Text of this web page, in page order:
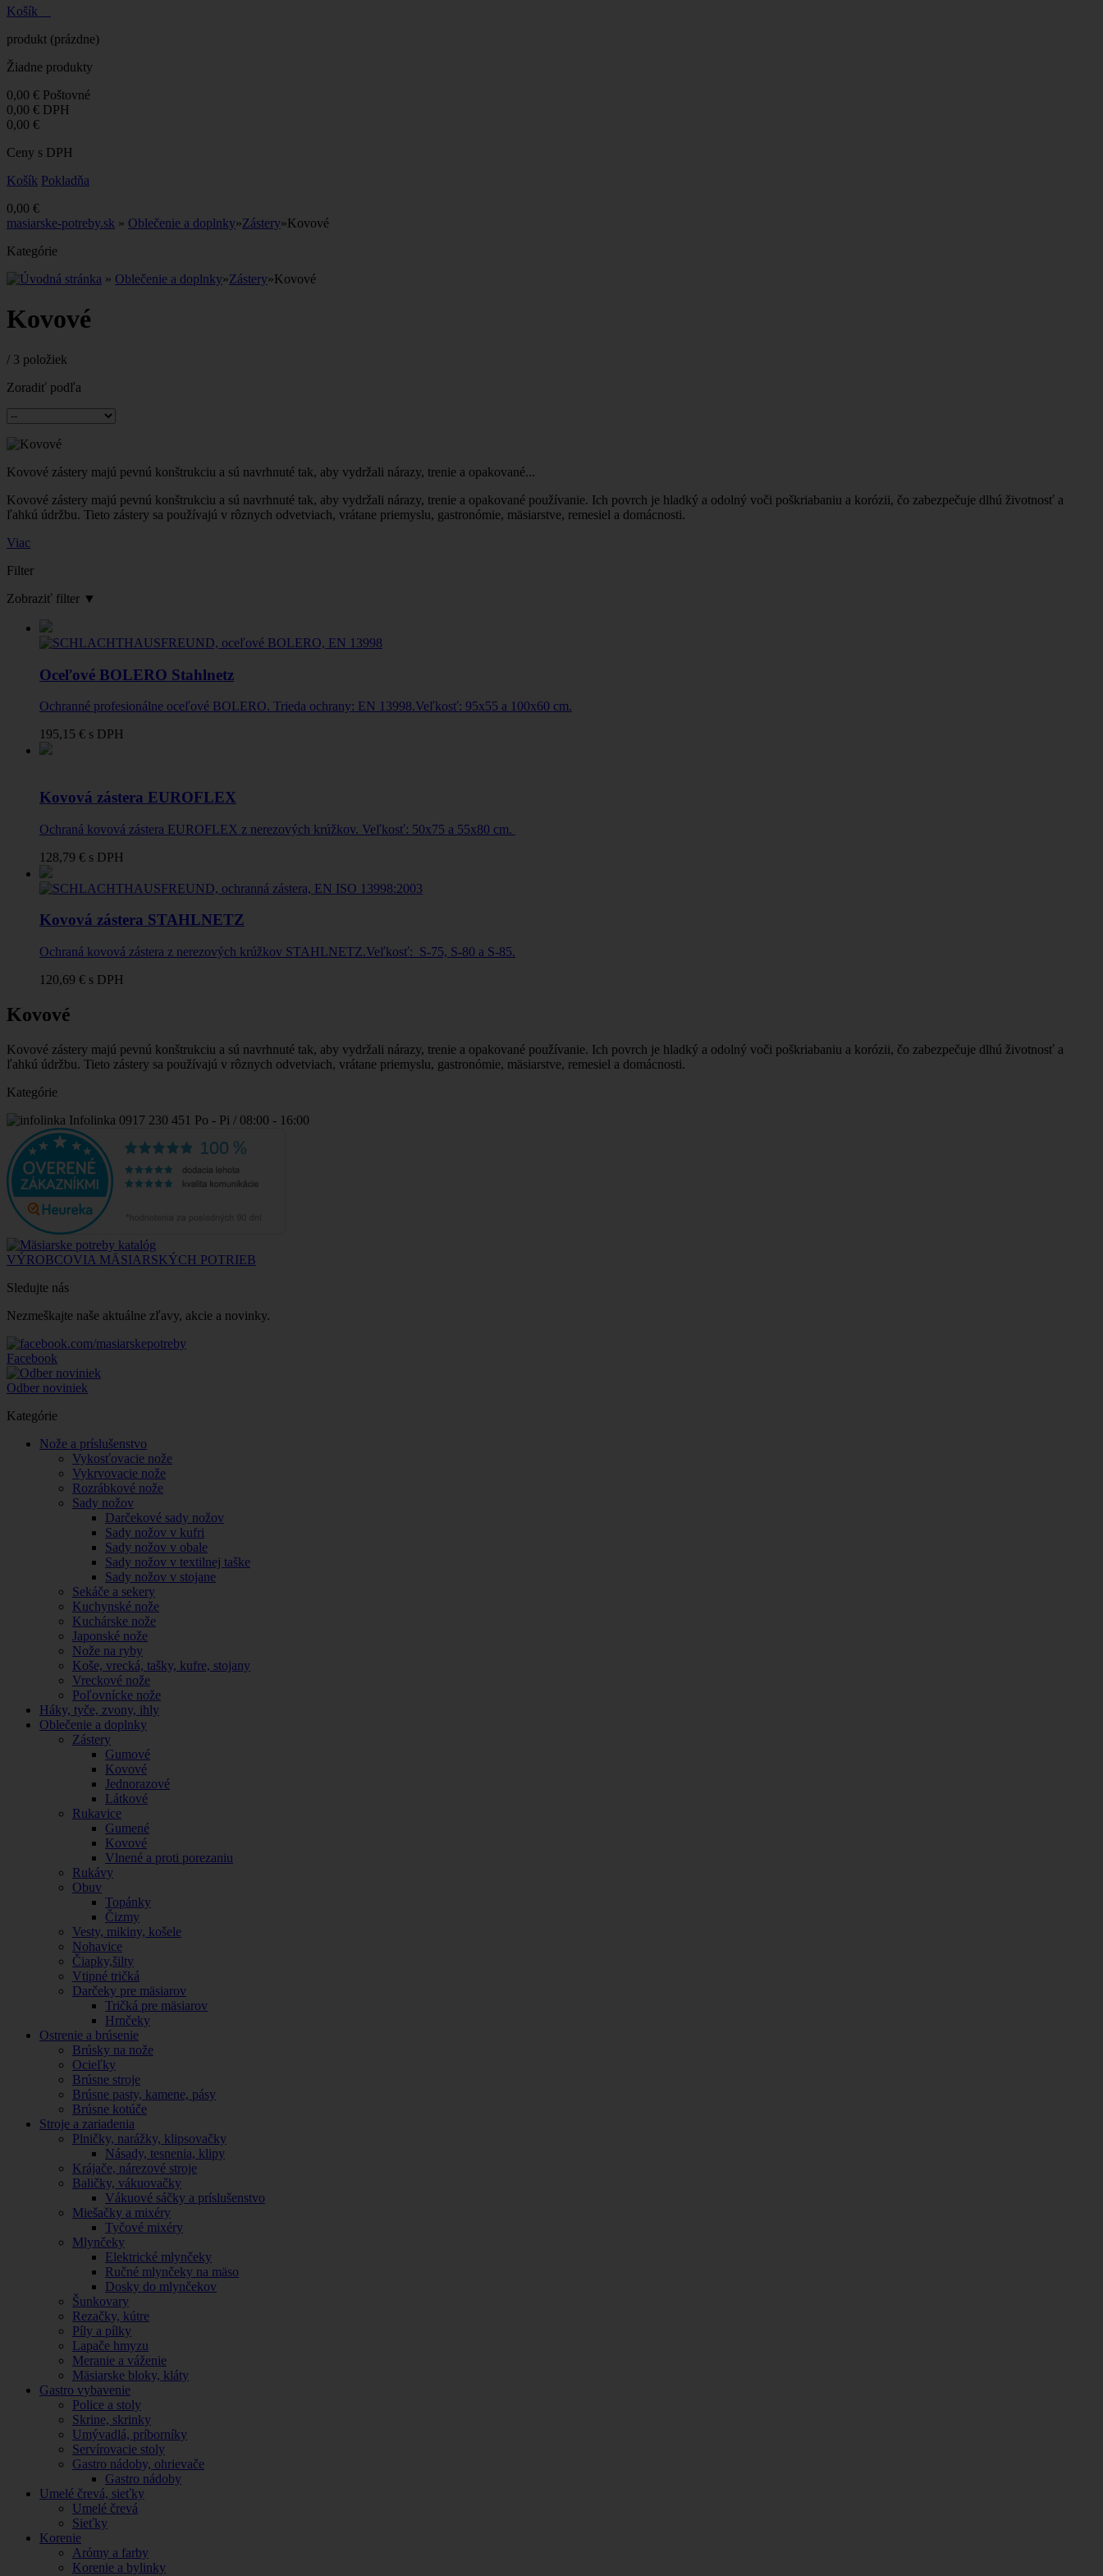
Košík
produkt (prázdne)
Žiadne produkty
0,00 € Poštovné
0,00 € DPH
0,00 €
Ceny s DPH
Košík Pokladňa
0,00 €
masiarske-potreby.sk » Oblečenie a doplnky»Zástery»Kovové
Kategórie
» Oblečenie a doplnky»Zástery»Kovové
Kovové
/ 3 položiek
Zoradiť podľa
Kovové zástery majú pevnú konštrukciu a sú navrhnuté tak, aby vydržali nárazy, trenie a opakované...
Kovové zástery majú pevnú konštrukciu a sú navrhnuté tak, aby vydržali nárazy, trenie a opakované používanie. Ich povrch je hladký a odolný voči poškriabaniu a korózii, čo zabezpečuje dlhú životnosť a
ľahkú údržbu. Tieto zástery sa používajú v rôznych odvetviach, vrátane priemyslu, gastronómie, mäsiarstve, remesiel a domácnosti.
Viac
Filter
Zobraziť filter ▼
Oceľové BOLERO Stahlnetz
Ochranné profesionálne oceľové BOLERO. Trieda ochrany: EN 13998.Veľkosť: 95x55 a 100x60 cm.
195,15 € s DPH
Kovová zástera EUROFLEX
Ochraná kovová zástera EUROFLEX z nerezových krúžkov. Veľkosť: 50x75 a 55x80 cm.
128,79 € s DPH
Kovová zástera STAHLNETZ
Ochraná kovová zástera z nerezových krúžkov STAHLNETZ.Veľkosť: S-75, S-80 a S-85.
120,69 € s DPH
Kovové
Kovové zástery majú pevnú konštrukciu a sú navrhnuté tak, aby vydržali nárazy, trenie a opakované používanie. Ich povrch je hladký a odolný voči poškriabaniu a korózii, čo zabezpečuje dlhú životnosť a
ľahkú údržbu. Tieto zástery sa používajú v rôznych odvetviach, vrátane priemyslu, gastronómie, mäsiarstve, remesiel a domácnosti.
Kategórie
Infolinka 0917 230 451 Po - Pi / 08:00 - 16:00
VÝROBCOVIA MÄSIARSKÝCH POTRIEB
Sledujte nás
Nezmeškajte naše aktuálne zľavy, akcie a novinky.
Facebook
Odber noviniek
Kategórie
Nože a príslušenstvo
Vykosťovacie nože
Vykrvovacie nože
Rozrábkové nože
Sady nožov
Darčekové sady nožov
Sady nožov v kufri
Sady nožov v obale
Sady nožov v textilnej taške
Sady nožov v stojane
Sekáče a sekery
Kuchynské nože
Kuchárske nože
Japonské nože
Nože na ryby
Koše, vrecká, tašky, kufre, stojany
Vreckové nože
Poľovnícke nože
Háky, tyče, zvony, ihly
Oblečenie a doplnky
Zástery
Gumové
Kovové
Jednorazové
Látkové
Rukavice
Gumené
Kovové
Vlnené a proti porezaniu
Rukávy
Obuv
Topánky
Čizmy
Vesty, mikiny, košele
Nohavice
Čiapky,šilty
Vtipné tričká
Darčeky pre mäsiarov
Tričká pre mäsiarov
Hrnčeky
Ostrenie a brúsenie
Brúsky na nože
Ocieľky
Brúsne stroje
Brúsne pasty, kamene, pásy
Brúsne kotúče
Stroje a zariadenia
Plničky, narážky, klipsovačky
Násady, tesnenia, klipy
Krájače, nárezové stroje
Baličky, vákuovačky
Vákuové sáčky a príslušenstvo
Miešačky a mixéry
Tyčové mixéry
Mlynčeky
Elektrické mlynčeky
Ručné mlynčeky na mäso
Dosky do mlynčekov
Šunkovary
Rezačky, kútre
Píly a pílky
Lapače hmyzu
Meranie a váženie
Mäsiarske bloky, kláty
Gastro vybavenie
Police a stoly
Skrine, skrinky
Umývadlá, príborníky
Servírovacie stoly
Gastro nádoby, ohrievače
Gastro nádoby
Umelé črevá, sieťky
Umelé črevá
Sieťky
Korenie
Arómy a farby
Korenie a bylinky